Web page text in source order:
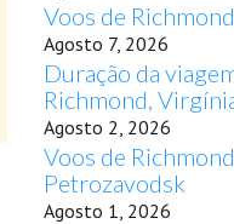
Voos de
Agosto 7, 2026
Duração da
Richmond,
Agosto 2, 2026
Voos de
Petrozavodsk
Agosto 1, 2026